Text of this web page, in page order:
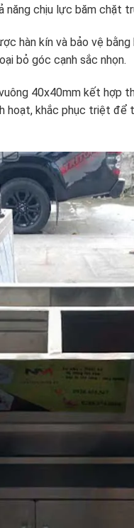
năng chịu lực băm chặt
hàn kín và bảo vệ
bỏ góc cạnh sắc nhọn.
40x40mm kết hợp
hoạt, khắc phục triệt để